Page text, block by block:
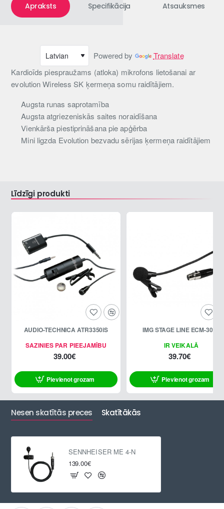
Apraksts Specifikācija Atsauksmes
Powered by
Translate
Kardioīds piespraužams (atloka) mikrofons lietošanai ar
evolution Wireless SK ķermeņa somu raidītājiem.
Augsta runas saprotamība
Augsta atgriezeniskās saites noraidīšana
Vienkārša piestiprināšana pie apģērba
Mini ligzda Evolution bezvadu sērijas ķermeņa raidītājiem
Līdzīgi produkti
SAZINIES PAR PIEEJAMĪBU
AUDIO-TECHNICA ATR3350iS
39.00€
Pievienot grozam
IR VEIKALĀ
IMG STAGE LINE ECM-300L
39.70€
Pievienot grozam
Nesen skatītās preces Skatītākās
SENNHEISER ME 4-N
139.00€